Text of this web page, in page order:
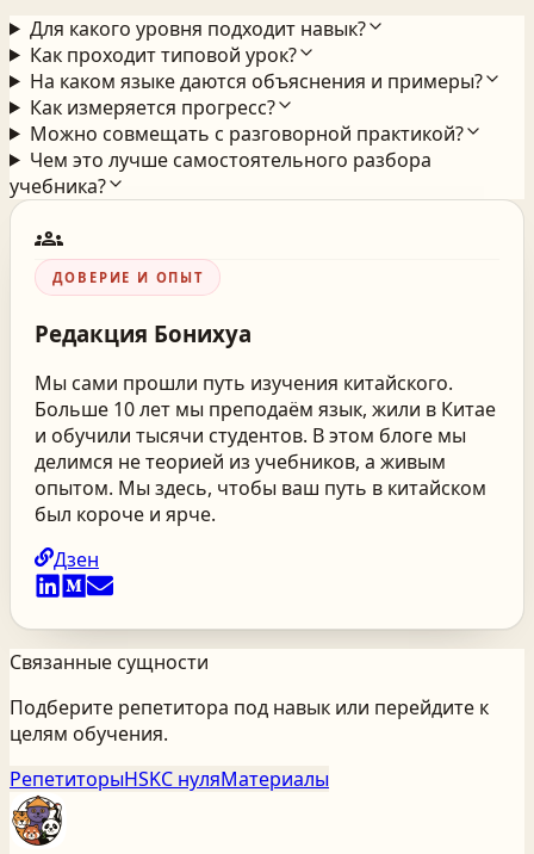
Для какого уровня подходит навык?
Как проходит типовой урок?
На каком языке даются объяснения и примеры?
Как измеряется прогресс?
Можно совмещать с разговорной практикой?
Чем это лучше самостоятельного разбора
учебника?
groups
ДОВЕРИЕ И ОПЫТ
Редакция Бонихуа
Мы сами прошли путь изучения китайского.
Больше 10 лет мы преподаём язык, жили в Китае
и обучили тысячи студентов. В этом блоге мы
делимся не теорией из учебников, а живым
опытом. Мы здесь, чтобы ваш путь в китайском
был короче и ярче.
Дзен
Связанные сущности
Подберите репетитора под навык или перейдите к
целям обучения.
РепетиторыHSKС нуляМатериалы